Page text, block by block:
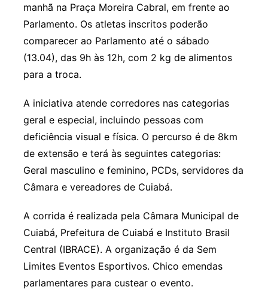
manhã na Praça Moreira Cabral, em frente ao
Parlamento. Os atletas inscritos poderão
comparecer ao Parlamento até o sábado
(13.04), das 9h às 12h, com 2 kg de alimentos
para a troca.
A iniciativa atende corredores nas categorias
geral e especial, incluindo pessoas com
deficiência visual e física. O percurso é de 8km
de extensão e terá às seguintes categorias:
Geral masculino e feminino, PCDs, servidores da
Câmara e vereadores de Cuiabá.
A corrida é realizada pela Câmara Municipal de
Cuiabá, Prefeitura de Cuiabá e Instituto Brasil
Central (IBRACE). A organização é da Sem
Limites Eventos Esportivos. Chico emendas
parlamentares para custear o evento.